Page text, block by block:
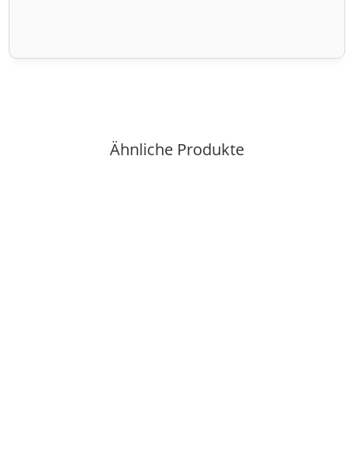
Ähnliche Produkte